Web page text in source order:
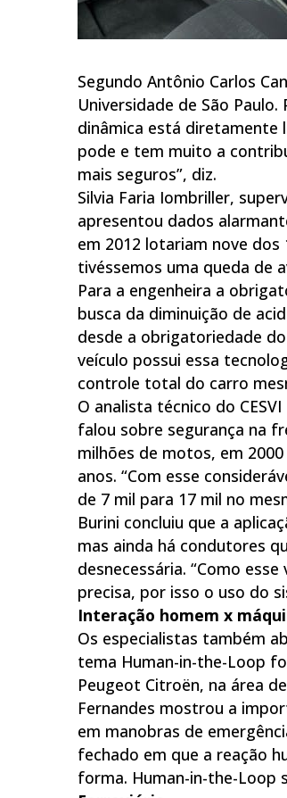
Segundo Antônio Carlos
Universidade de São
dinâmica está diretamente
pode e tem muito a
mais seguros”, diz.
Silvia Faria Iombriller,
apresentou dados
em 2012 lotariam nove
tivéssemos uma queda de
Para a engenheira a
busca da diminuição de
desde a obrigatoriedade
veículo possui essa
controle total do carro
O analista técnico do
falou sobre segurança na
milhões de motos, em
anos. “Com esse
de 7 mil para 17 mil no
Burini concluiu que a
mas ainda há condutores
desnecessária. “Como
precisa, por isso o uso do
Interação homem x
Os especialistas também
tema Human-in-the-Loop
Peugeot Citroën, na área
Fernandes mostrou a
em manobras de
fechado em que a reação
forma. Human-in-the-Loop